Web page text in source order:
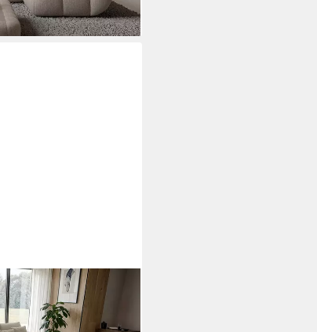
/ Cordsofa /
Raum stellbar